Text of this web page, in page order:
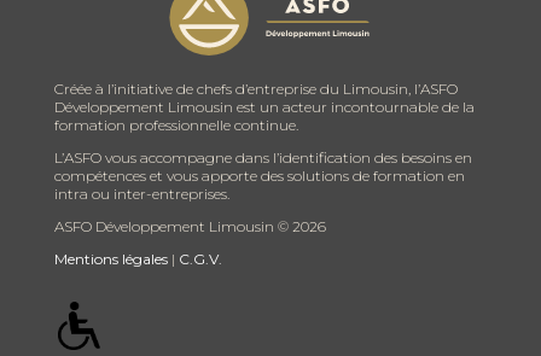
Créée à l’initiative de chefs d’entreprise du Limousin, l’ASFO
Développement Limousin est un acteur incontournable de la
formation professionnelle continue.
L’ASFO vous accompagne dans l’identification des besoins en
compétences et vous apporte des solutions de formation en
intra ou inter-entreprises.
ASFO Développement Limousin © 2026
Mentions légales| C.G.V.